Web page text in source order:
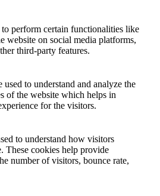
perform certain functionalities like
website on social media platforms,
third-party features.
used to understand and analyze the
of the website which helps in
for the visitors.
to understand how visitors
These cookies help provide
number of visitors, bounce rate,